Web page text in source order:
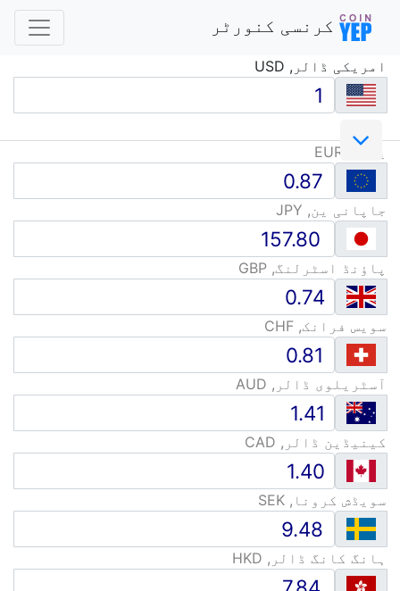
کرنسی کنورٹر
امریکی ڈالر, USD
جاپانی ین, JPY
پاؤنڈ اسٹرلنگ, GBP
سویس فرانک, CHF
آسٹریلوی ڈالر, AUD
کینیڈین ڈالر, CAD
سویڈش کرونا, SEK
ہانگ کانگ ڈالر, HKD